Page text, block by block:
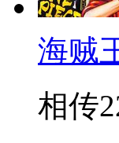
海贼
相传